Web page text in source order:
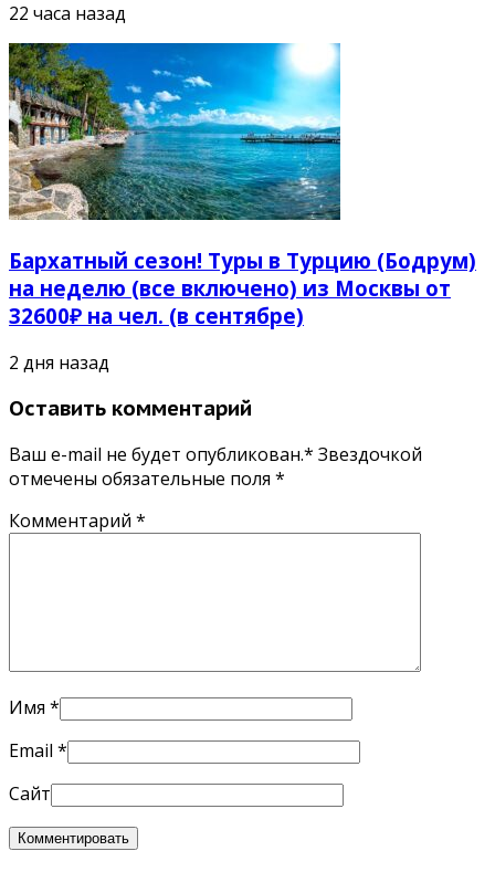
22 часа назад
Бархатный сезон! Туры в Турцию (Бодрум)
на неделю (все включено) из Москвы от
32600₽ на чел. (в сентябре)
2 дня назад
Оставить комментарий
Ваш e-mail не будет опубликован.* Звездочкой
отмечены обязательные поля *
Комментарий *
Имя *
Email *
Сайт